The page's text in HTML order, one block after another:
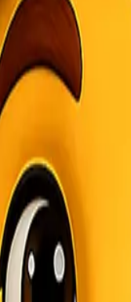
yang sesuai
kinerja